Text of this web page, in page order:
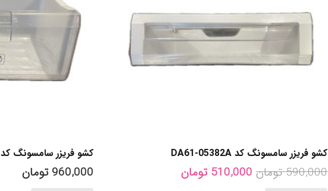
کشو فریزر سامسونگ کد DA61-05382A
590,000 تومان Original
510,000 تومانCurrent
کشو فریزر سامسونگ کد DA63-04870
960,000 تومان